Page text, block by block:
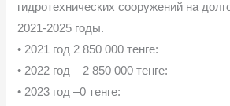
гидротехнических сооружений на
2021-2025 годы.
• 2021 год 2 850 000 тенге:
• 2022 год – 2 850 000 тенге:
• 2023 год –0 тенге: